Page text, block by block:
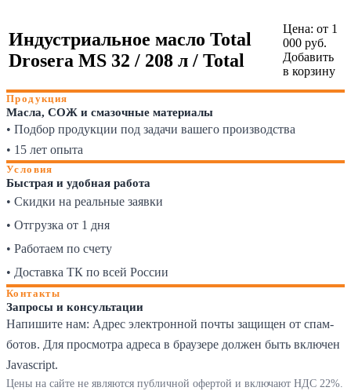
Индустриальное масло Total
Drosera MS 32 / 208 л / Total
Цена: от 1
000 руб.
Добавить
в корзину
Продукция
Масла, СОЖ и смазочные материалы
• Подбор продукции под задачи вашего производства
• 15 лет опыта
Условия
Быстрая и удобная работа
• Скидки на реальные заявки
• Отгрузка от 1 дня
• Работаем по счету
• Доставка ТК по всей России
Контакты
Запросы и консультации
Напишите нам: Адрес электронной почты защищен от спам-
ботов. Для просмотра адреса в браузере должен быть включен
Javascript.
Цены на сайте не являются публичной офертой и включают НДС 22%.